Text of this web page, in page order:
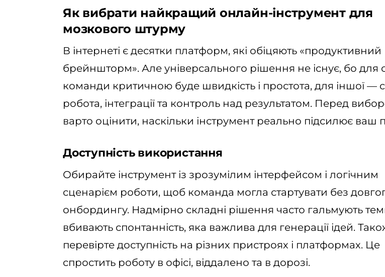
Як вибрати найкращий онлайн-інструмент для
мозкового штурму
В інтернеті є десятки платформ, які обіцяють «продуктивний
брейншторм». Але універсального рішення не існує, бо для
команди критичною буде швидкість і простота, для іншої —
робота, інтеграції та контроль над результатом. Перед
варто оцінити, наскільки інструмент реально підсилює ваш
Доступність використання
Обирайте інструмент із зрозумілим інтерфейсом і логічним
сценарієм роботи, щоб команда могла стартувати без
онбордингу. Надмірно складні рішення часто гальмують
вбивають спонтанність, яка важлива для генерації ідей.
перевірте доступність на різних пристроях і платформах. Це
спростить роботу в офісі, віддалено та в дорозі.